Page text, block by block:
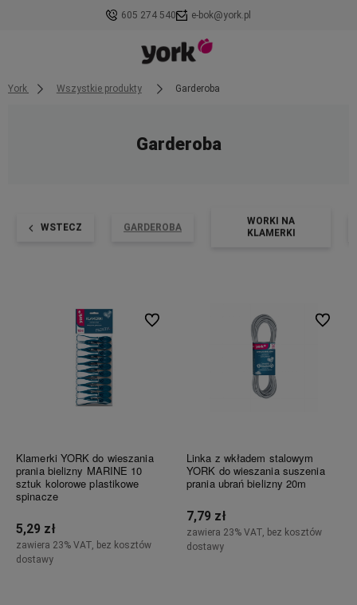
605 274 540 e-bok@york.pl
York Wszystkie produkty Garderoba
Garderoba
WSTECZ GARDEROBA
WORKI NA
KLAMERKI
Klamerki YORK do wieszania
prania bielizny MARINE 10
sztuk kolorowe plastikowe
spinacze
5,29 zł
zawiera 23% VAT, bez kosztów
dostawy
Do ulubionych
Linka z wkładem stalowym
YORK do wieszania suszenia
prania ubrań bielizny 20m
7,79 zł
zawiera 23% VAT, bez kosztów
dostawy
Do